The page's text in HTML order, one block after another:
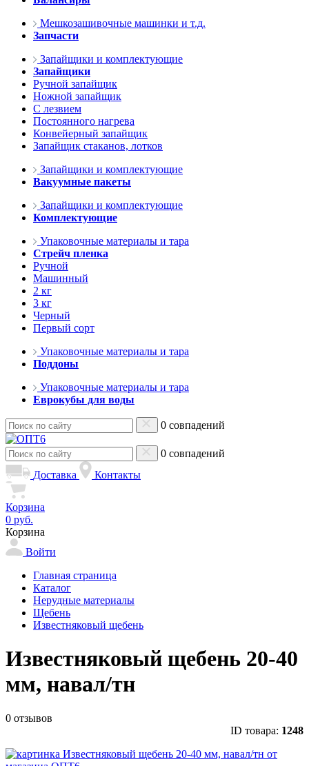
Мешкозашивочные машинки и т.д.
Запчасти
Запайщики и комплектующие
Запайщики
Ручной запайщик
Ножной запайщик
С лезвием
Постоянного нагрева
Конвейерный запайщик
Запайщик стаканов, лотков
Запайщики и комплектующие
Вакуумные пакеты
Запайщики и комплектующие
Комплектующие
Упаковочные материалы и тара
Стрейч пленка
Ручной
Машинный
2 кг
3 кг
Черный
Первый сорт
Упаковочные материалы и тара
Поддоны
Упаковочные материалы и тара
Еврокубы для воды
0 совпадений
0 совпадений
Доставка
Контакты
Корзина
0 руб.
Корзина
Войти
Главная страница
Каталог
Нерудные материалы
Щебень
Известняковый щебень
Известняковый щебень 20-40
мм, навал/тн
0 отзывов
ID товара: 1248